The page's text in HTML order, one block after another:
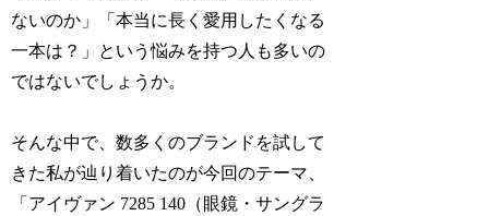
ないのか」「本当に長く愛用したくなる
一本は？」という悩みを持つ人も多いの
ではないでしょうか。
そんな中で、数多くのブランドを試して
きた私が辿り着いたのが今回のテーマ、
「アイヴァン 7285 140（眼鏡・サングラ